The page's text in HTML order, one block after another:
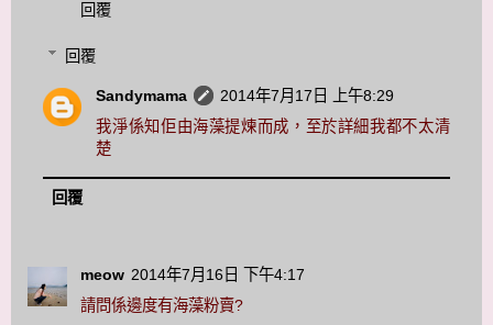
回覆
回覆
Sandymama
2014年7月17日 上午8:29
我淨係知佢由海藻提煉而成，至於詳細我都不太清
楚
回覆
meow 2014年7月16日 下午4:17
請問係邊度有海藻粉賣?